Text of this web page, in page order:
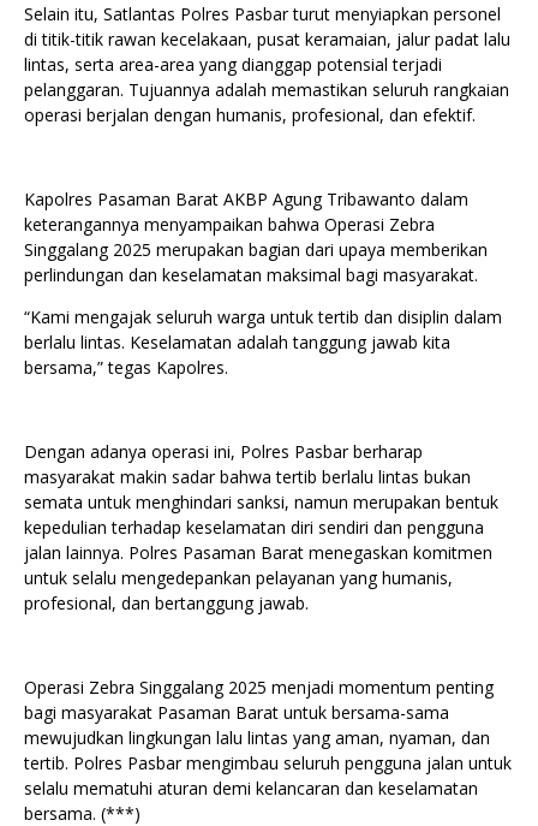
Selain itu, Satlantas Polres Pasbar turut menyiapkan personel
di titik-titik rawan kecelakaan, pusat keramaian, jalur padat lalu
lintas, serta area-area yang dianggap potensial terjadi
pelanggaran. Tujuannya adalah memastikan seluruh rangkaian
operasi berjalan dengan humanis, profesional, dan efektif.
Kapolres Pasaman Barat AKBP Agung Tribawanto dalam
keterangannya menyampaikan bahwa Operasi Zebra
Singgalang 2025 merupakan bagian dari upaya memberikan
perlindungan dan keselamatan maksimal bagi masyarakat.
“Kami mengajak seluruh warga untuk tertib dan disiplin dalam
berlalu lintas. Keselamatan adalah tanggung jawab kita
bersama,” tegas Kapolres.
Dengan adanya operasi ini, Polres Pasbar berharap
masyarakat makin sadar bahwa tertib berlalu lintas bukan
semata untuk menghindari sanksi, namun merupakan bentuk
kepedulian terhadap keselamatan diri sendiri dan pengguna
jalan lainnya. Polres Pasaman Barat menegaskan komitmen
untuk selalu mengedepankan pelayanan yang humanis,
profesional, dan bertanggung jawab.
Operasi Zebra Singgalang 2025 menjadi momentum penting
bagi masyarakat Pasaman Barat untuk bersama-sama
mewujudkan lingkungan lalu lintas yang aman, nyaman, dan
tertib. Polres Pasbar mengimbau seluruh pengguna jalan untuk
selalu mematuhi aturan demi kelancaran dan keselamatan
bersama. (***)